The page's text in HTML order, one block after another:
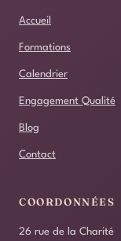
Accueil
Formations
Calendrier
Engagement Qualité
Blog
Contact
COORDONNÉES
26 rue de la Charité